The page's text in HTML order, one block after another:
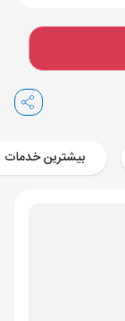
بیشترین خدمات